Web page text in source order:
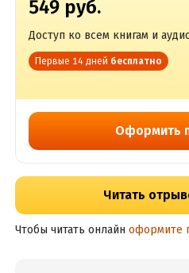
549 руб.
Доступ ко всем книгам и
Первые 14 дней бесплатно
Оформить
Читать
Чтобы читать онлайн оформите